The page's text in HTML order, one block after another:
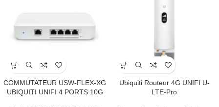
COMMUTATEUR USW-FLEX-XG
UBIQUITI UNIFI 4 PORTS 10G
Ubiquiti Routeur 4G UNIFI U-
LTE-Pro